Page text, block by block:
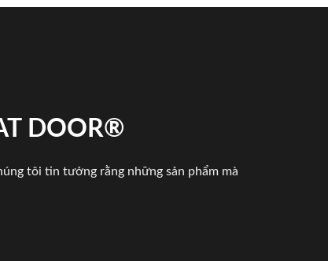
DOOR®
tôi tin tưởng rằng những sản phẩm mà